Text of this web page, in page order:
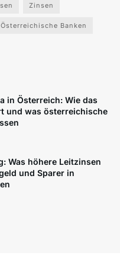
Zinsen
Österreichische Banken
in Österreich: Wie das
und was österreichische
Was höhere Leitzinsen
und Sparer in